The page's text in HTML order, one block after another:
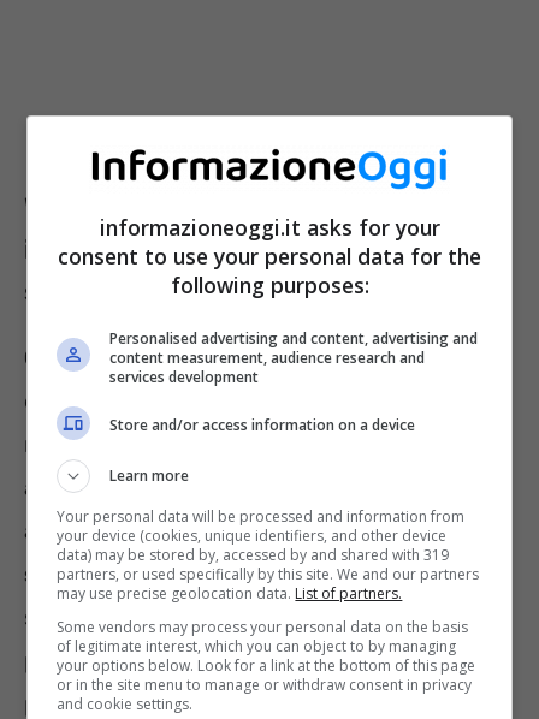
WhatsApp ci blocca l’account se
infrangiamo una regola: cosa
succede in caso di “scraping”
Ci sono alcune situazioni specifiche come ad
esempio la condivisione esagerata di
messaggi, di contenuti, l’ingresso insomma
all’interno di dinamiche che non
appartengono più alla quotidianità mache si
spingono verso altroche possono essere
segnalate da altri utenti e comportare serie
problematiche per coloro che le mettono in
pratica. Campagne di spamming insomma
informazioneoggi.it asks for your
consent to use your personal data for the
following purposes:
Personalised advertising and content, advertising and
content measurement, audience research and
services development
Store and/or access information on a device
Learn more
Your personal data will be processed and information from
your device (cookies, unique identifiers, and other device
data) may be stored by, accessed by and shared with 319
partners, or used specifically by this site. We and our partners
may use precise geolocation data. List of partners.
Some vendors may process your personal data on the basis
of legitimate interest, which you can object to by managing
your options below. Look for a link at the bottom of this page
or in the site menu to manage or withdraw consent in privacy
and cookie settings.